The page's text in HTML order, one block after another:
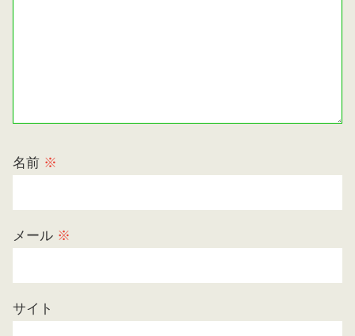
名前 ※
メール ※
サイト